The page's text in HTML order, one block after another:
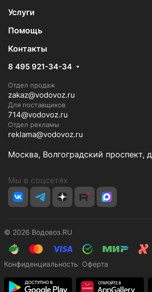
Услуги
Помощь
Контакты
8 495 921-34-34
Отдел продаж
zakaz@vodovoz.ru
Для поставщиков
714@vodovoz.ru
Отдел рекламы
reklama@vodovoz.ru
Москва, Волгоградский проспект,
Мы в соцсетях
© 2026 Водовоз.RU
Конфиденциальность Оферта